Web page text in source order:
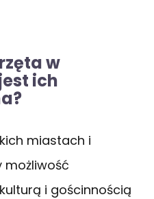
w
ich
miastach i
możliwość
i gościnnością